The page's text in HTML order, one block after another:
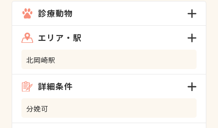
診療動物
エリア・駅
北岡崎駅
詳細条件
分娩可